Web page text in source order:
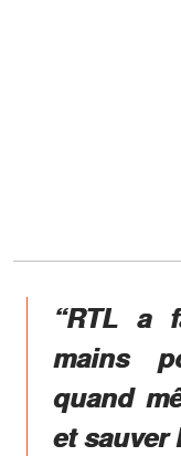
“RTL a
mains
quand
et sauver